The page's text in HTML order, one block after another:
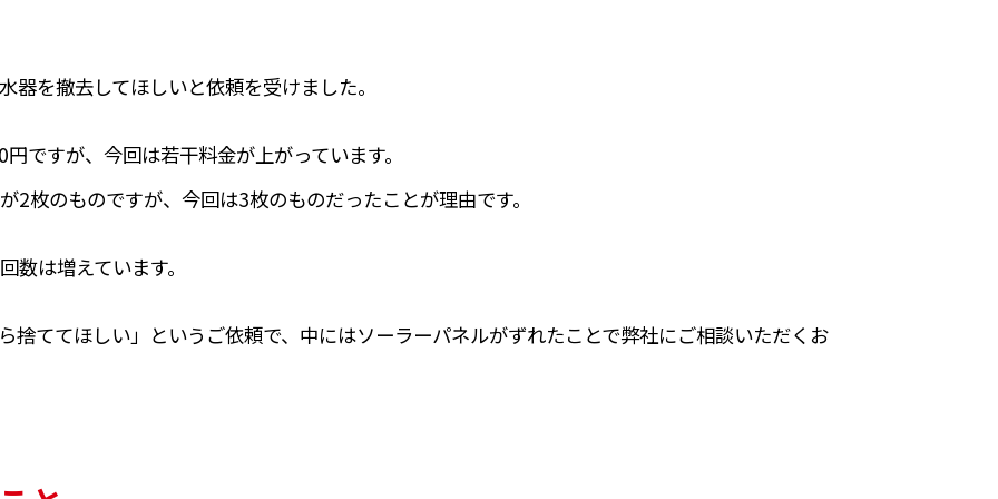
を撤去してほしいと依頼を受けました。
ですが、今回は若干料金が上がっています。
2枚のものですが、今回は3枚のものだったことが理由です。
は増えています。
捨ててほしい」というご依頼で、中にはソーラーパネルがずれたことで弊社にご相談いただくお